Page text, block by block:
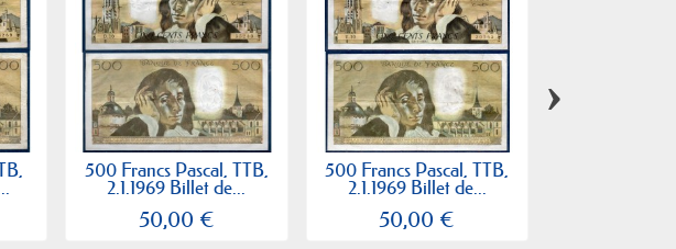
500 Francs Pascal, TTB,
2.1.1969 Billet de...
50,00 €
500 Francs Pascal, TTB,
2.1.1969 Billet de...
50,00 €
›